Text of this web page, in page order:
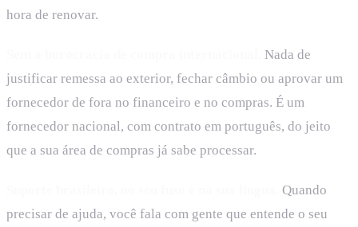
hora de renovar.
Nada de
justificar remessa ao exterior, fechar câmbio ou aprovar um
fornecedor de fora no financeiro e no compras. É um
fornecedor nacional, com contrato em português, do jeito
que a sua área de compras já sabe processar.
Quando
precisar de ajuda, você fala com gente que entende o seu